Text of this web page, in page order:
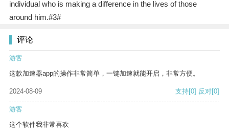
individual who is making a difference in the lives of those
around him.#3#
评论
游客
这款加速器app的操作非常简单，一键加速就能开启，非常方便。
2024-08-09 支持[0] 反对[0]
游客
这个软件我非常喜欢